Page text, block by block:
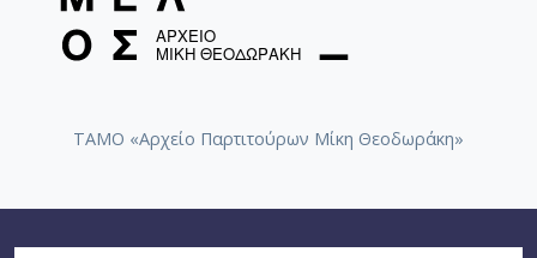
ΤΑΜΟ «Αρχείο Παρτιτούρων Μίκη Θεοδωράκη»